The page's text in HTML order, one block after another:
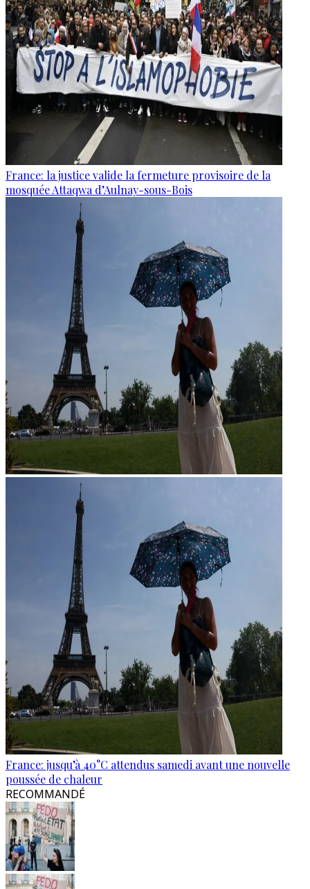
France: la justice valide la fermeture provisoire de la
mosquée Attaqwa d’Aulnay-sous-Bois
France: jusqu’à 40°C attendus samedi avant une nouvelle
poussée de chaleur
RECOMMANDÉ